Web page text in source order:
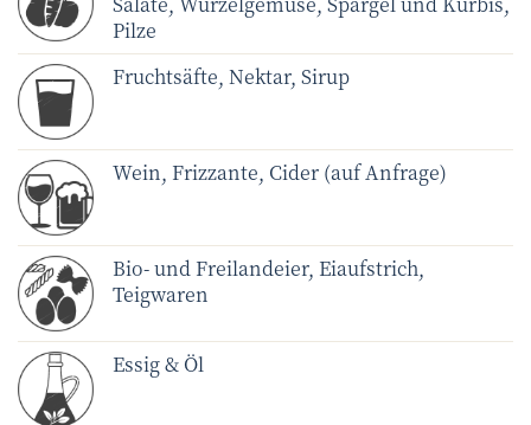
Pilze
Fruchtsäfte, Nektar, Sirup
Wein, Frizzante, Cider (auf Anfrage)
Bio- und Freilandeier, Eiaufstrich,
Teigwaren
Essig & Öl